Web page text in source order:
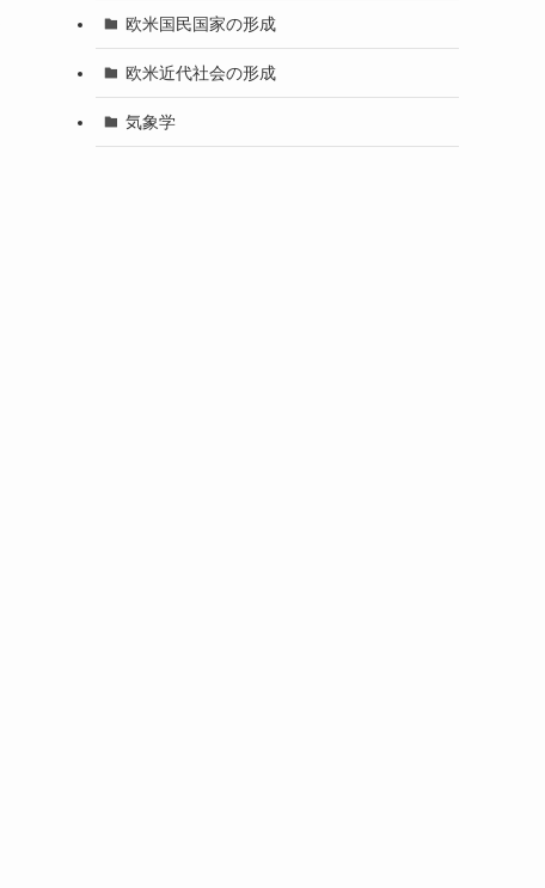
欧米国民国家の形成
欧米近代社会の形成
気象学